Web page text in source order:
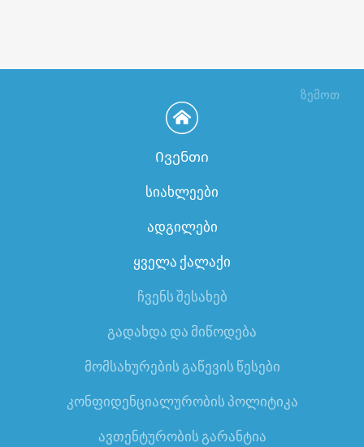
ზემოთ
Ივენთი
სიახლეები
ადგილები
ყველა ქალაქი
ჩვენს შესახებ
გადახდა და მიწოდება
მომსახურების გაწევის წესები
კონფიდენციალურობის პოლიტიკა
ავთენტურობის გარანტია